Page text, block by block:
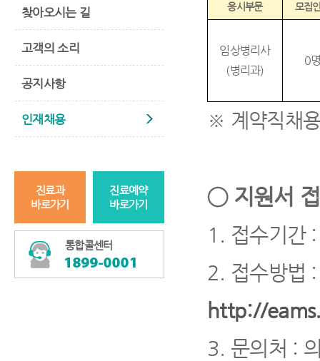
찾아오시는 길
고객의 소리
공지사항
인재채용
진료과
바로가기
진료예약
바로가기
통합콜센터
응시부문 모집
임상병리사
(병리과)
0
※ 계약직채
◯ 지원서
1. 접수기간 :
2. 접수방법
http://
3. 문의처 :